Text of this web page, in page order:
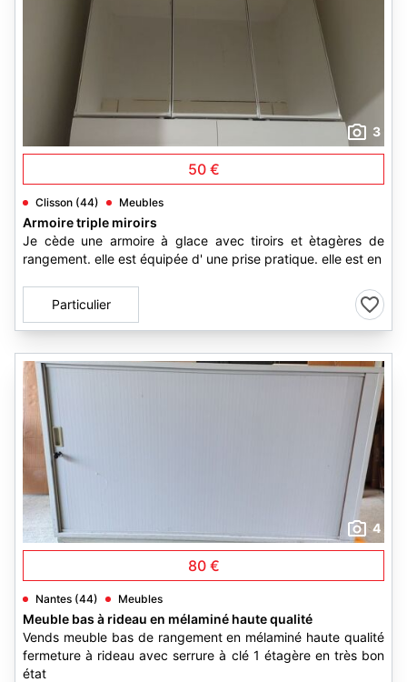
3
50 €
Clisson (44) Meubles
Armoire triple miroirs
Je cède une armoire à glace avec tiroirs et ètagères de
rangement. elle est équipée d' une prise pratique. elle est en
Particulier
4
80 €
Nantes (44) Meubles
Meuble bas à rideau en mélaminé haute qualité
Vends meuble bas de rangement en mélaminé haute qualité
fermeture à rideau avec serrure à clé 1 étagère en très bon
état